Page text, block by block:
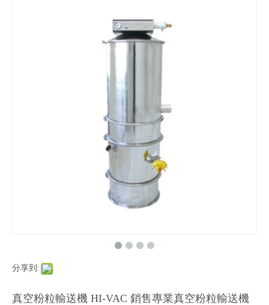
分享到:
真空粉粒輸送機 HI-VAC 銷售專業真空粉粒輸送機